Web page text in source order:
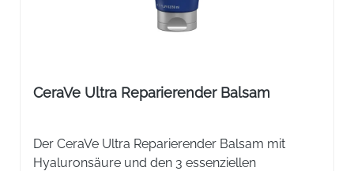
CeraVe Ultra Reparierender Balsam
Der CeraVe Ultra Reparierender Balsam mit
Hyaluronsäure und den 3 essenziellen